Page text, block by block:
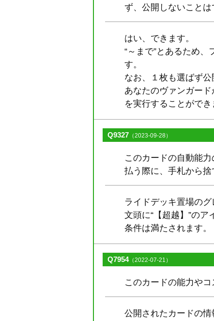
ず、公開しないことは
はい、できます。
“～まで”とあるため
す。
なお、１枚も選ばず
あなたのヴァンガー
を実行することができ
Q9327 （2023-09-28）
このカードの自動能
払う際に、手札から
ライドデッキ置場の
文頭に“【超越】”の
条件は満たされます。
Q7954（2022-07-21）
このカードの能力や
公開されたカードの